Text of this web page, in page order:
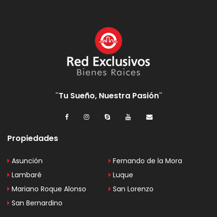
¨Tu Sueño, Nuestra Pasión¨
Propiedades
Asunción
Fernando de la Mora
Lambaré
Luque
Mariano Roque Alonso
San Lorenzo
San Bernardino